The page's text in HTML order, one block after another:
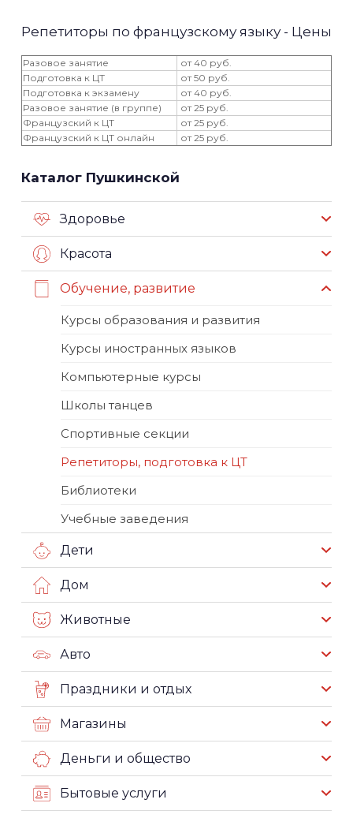
Репетиторы по французскому языку - Цены
Разовое занятие
от 40 руб.
Подготовка к ЦТ
от 50 руб.
Подготовка к экзамену
от 40 руб.
Разовое занятие (в группе)
от 25 руб.
Французский к ЦТ
от 25 руб.
Французский к ЦТ онлайн
от 25 руб.
Каталог Пушкинской
Здоровье
Красота
Обучение, развитие
Курсы образования и развития
Курсы иностранных языков
Компьютерные курсы
Школы танцев
Спортивные секции
Репетиторы, подготовка к ЦТ
Библиотеки
Учебные заведения
Дети
Дом
Животные
Авто
Праздники и отдых
Магазины
Деньги и общество
Бытовые услуги